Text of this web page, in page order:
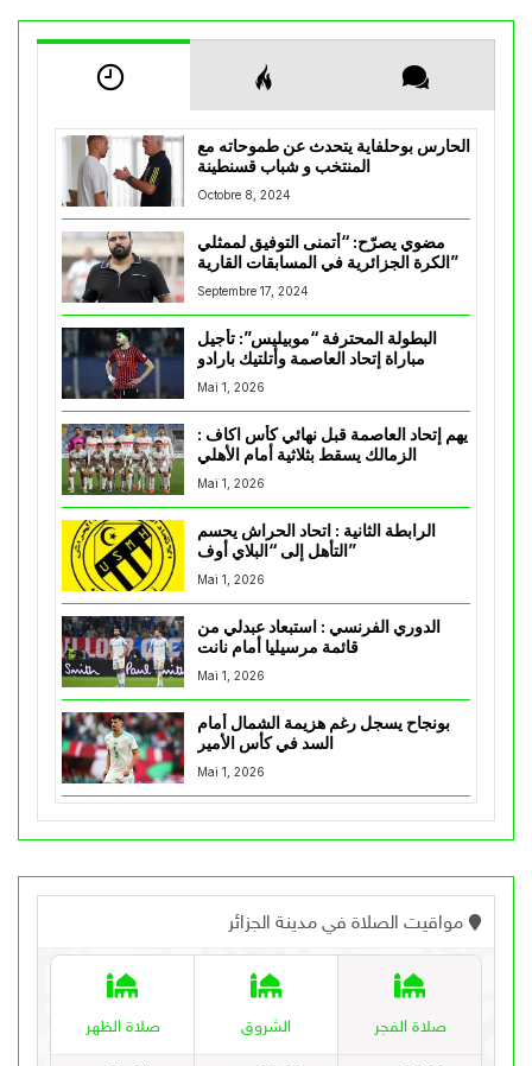
الحارس بوحلفاية يتحدث عن طموحاته مع
المنتخب و شباب قسنطينة
Octobre 8, 2024
مضوي يصرّح: “أتمنى التوفيق لممثلي
الكرة الجزائرية في المسابقات القارية”
Septembre 17, 2024
البطولة المحترفة “موبيليس”: تأجيل
مباراة إتحاد العاصمة وأتلتيك بارادو
Mai 1, 2026
يهم إتحاد العاصمة قبل نهائي كأس اكاف :
Mai 1, 2026
الرابطة الثانية : اتحاد الحراش يحسم
التأهل إلى “البلاي أوف”
Mai 1, 2026
الدوري الفرنسي : استبعاد عبدلي من
قائمة مرسيليا أمام نانت
Mai 1, 2026
بونجاح يسجل رغم هزيمة الشمال أمام
السد في كأس الأمير
Mai 1, 2026